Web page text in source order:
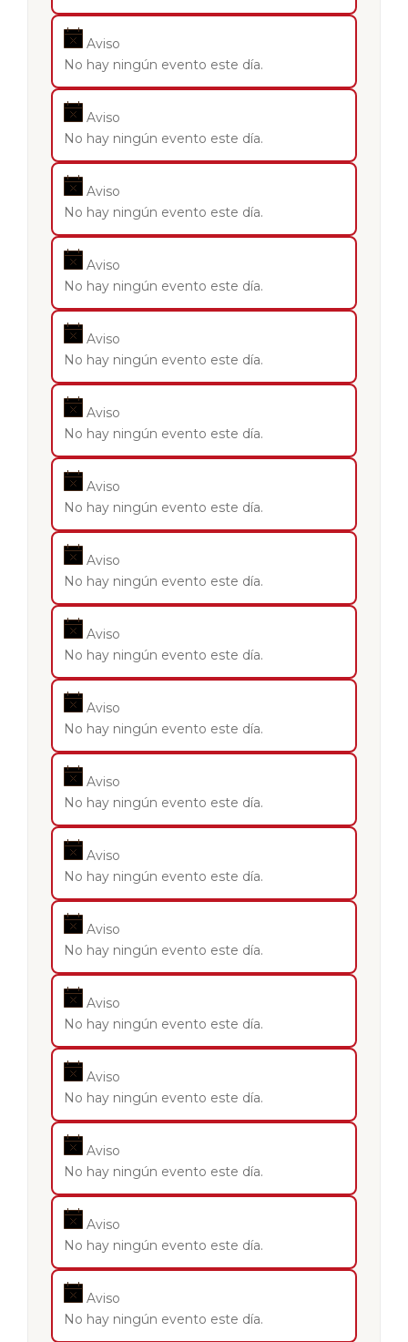
Aviso
No hay ningún evento este día.
Aviso
No hay ningún evento este día.
Aviso
No hay ningún evento este día.
Aviso
No hay ningún evento este día.
Aviso
No hay ningún evento este día.
Aviso
No hay ningún evento este día.
Aviso
No hay ningún evento este día.
Aviso
No hay ningún evento este día.
Aviso
No hay ningún evento este día.
Aviso
No hay ningún evento este día.
Aviso
No hay ningún evento este día.
Aviso
No hay ningún evento este día.
Aviso
No hay ningún evento este día.
Aviso
No hay ningún evento este día.
Aviso
No hay ningún evento este día.
Aviso
No hay ningún evento este día.
Aviso
No hay ningún evento este día.
Aviso
No hay ningún evento este día.